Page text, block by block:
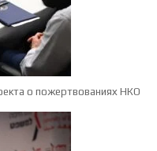
о пожертвованиях НКО